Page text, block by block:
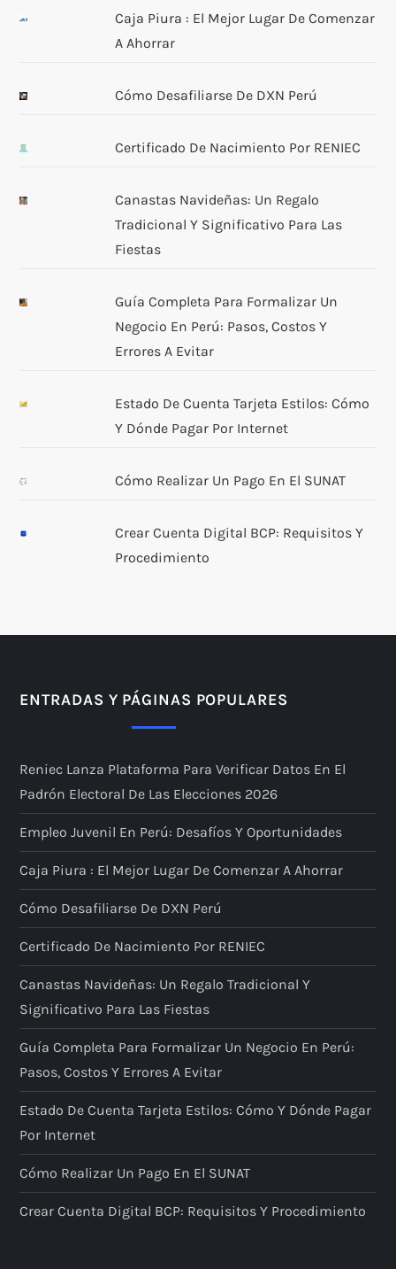
Caja Piura : El Mejor Lugar De Comenzar
A Ahorrar
Cómo Desafiliarse De DXN Perú
Certificado De Nacimiento Por RENIEC
Canastas Navideñas: Un Regalo
Tradicional Y Significativo Para Las
Fiestas
Guía Completa Para Formalizar Un
Negocio En Perú: Pasos, Costos Y
Errores A Evitar
Estado De Cuenta Tarjeta Estilos: Cómo
Y Dónde Pagar Por Internet
Cómo Realizar Un Pago En El SUNAT
Crear Cuenta Digital BCP: Requisitos Y
Procedimiento
ENTRADAS Y PÁGINAS POPULARES
Reniec Lanza Plataforma Para Verificar Datos En El
Padrón Electoral De Las Elecciones 2026
Empleo Juvenil En Perú: Desafíos Y Oportunidades
Caja Piura : El Mejor Lugar De Comenzar A Ahorrar
Cómo Desafiliarse De DXN Perú
Certificado De Nacimiento Por RENIEC
Canastas Navideñas: Un Regalo Tradicional Y
Significativo Para Las Fiestas
Guía Completa Para Formalizar Un Negocio En Perú:
Pasos, Costos Y Errores A Evitar
Estado De Cuenta Tarjeta Estilos: Cómo Y Dónde Pagar
Por Internet
Cómo Realizar Un Pago En El SUNAT
Crear Cuenta Digital BCP: Requisitos Y Procedimiento